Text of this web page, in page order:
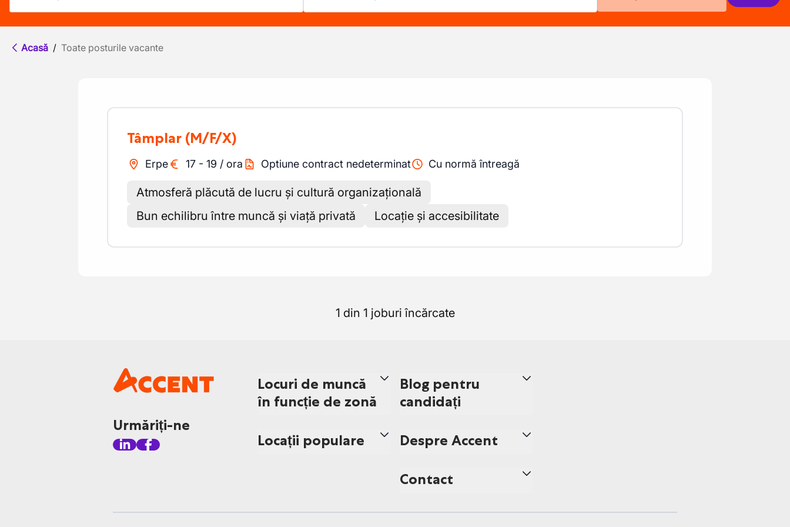
Acasă / Toate posturile vacante
Tâmplar (M/F/X)
Erpe 17 - 19 / ora Optiune contract nedeterminat Cu normă întreagă
Atmosferă plăcută de lucru și cultură organizațională
Bun echilibru între muncă și viață privată
Locație și accesibilitate
1 din 1 joburi încărcate
Urmăriți-ne
Locuri de muncă
în funcție de zonă
Locații populare
Blog pentru
candidați
Despre Accent
Contact